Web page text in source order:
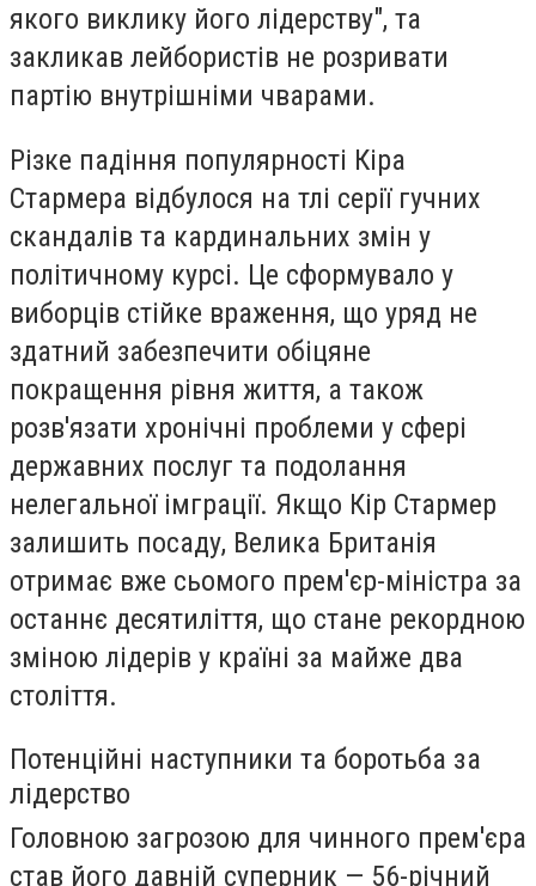
якого виклику його лідерству", та
закликав лейбористів не розривати
партію внутрішніми чварами.
Різке падіння популярності Кіра
Стармера відбулося на тлі серії гучних
скандалів та кардинальних змін у
політичному курсі. Це сформувало у
виборців стійке враження, що уряд не
здатний забезпечити обіцяне
покращення рівня життя, а також
розв'язати хронічні проблеми у сфері
державних послуг та подолання
нелегальної імграції. Якщо Кір Стармер
залишить посаду, Велика Британія
отримає вже сьомого прем'єр-міністра за
останнє десятиліття, що стане рекордною
зміною лідерів у країні за майже два
століття.
Потенційні наступники та боротьба за
лідерство
Головною загрозою для чинного прем'єра
став його давній суперник — 56-річний